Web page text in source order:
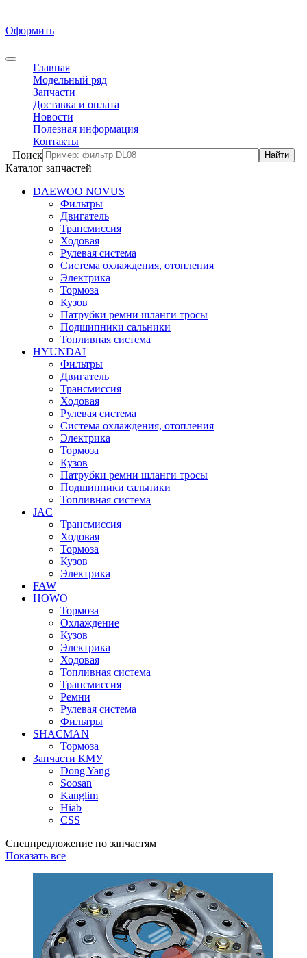
Оформить
Главная
Модельный ряд
Запчасти
Доставка и оплата
Новости
Полезная информация
Контакты
Поиск
Каталог запчастей
DAEWOO NOVUS
Фильтры
Двигатель
Трансмиссия
Ходовая
Рулевая система
Система охлаждения, отопления
Электрика
Тормоза
Кузов
Патрубки ремни шланги тросы
Подшипники cальники
Топливная система
HYUNDAI
Фильтры
Двигатель
Трансмиссия
Ходовая
Рулевая система
Система охлаждения, отопления
Электрика
Тормоза
Кузов
Патрубки ремни шланги тросы
Подшипники сальники
Топливная система
JAC
Трансмиcсия
Ходовая
Тормоза
Кузов
Электрика
FAW
HOWO
Тормоза
Охлаждение
Кузов
Электрика
Ходовая
Топливная система
Трансмиссия
Ремни
Рулевая система
Фильтры
SHACMAN
Тормоза
Запчасти КМУ
Dong Yang
Soosan
Kanglim
Hiab
CSS
Спецпредложение по запчастям
Показать все